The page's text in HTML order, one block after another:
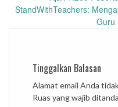
StandWithTeachers:
Guru
Tinggalkan Balasan
Alamat email Anda
Ruas yang wajib